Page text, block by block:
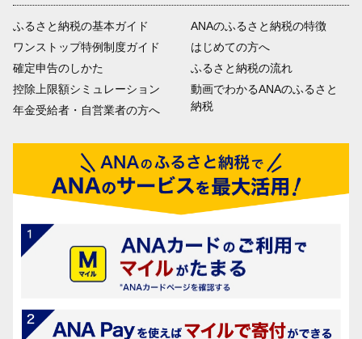
ふるさと納税の基本ガイド
ワンストップ特例制度ガイド
確定申告のしかた
控除上限額シミュレーション
年金受給者・自営業者の方へ
ANAのふるさと納税の特徴
はじめての方へ
ふるさと納税の流れ
動画でわかるANAのふるさと
納税